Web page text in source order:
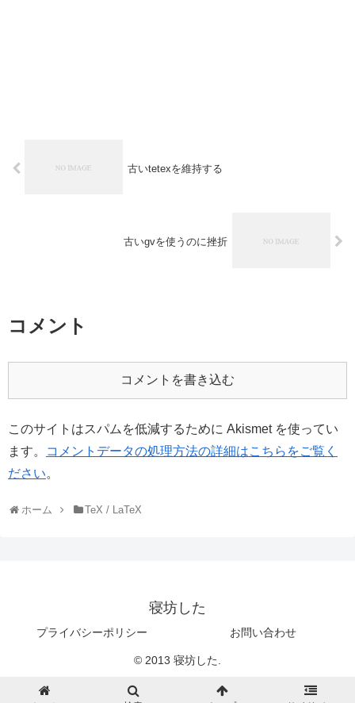
古いtetexを維持する
古いgvを使うのに挫折
コメント
コメントを書き込む
このサイトはスパムを低減するために Akismet を使ってい
ます。
コメントデータの処理方法の詳細はこちらをご覧く
ださい。
ホーム TeX / LaTeX
寝坊した
プライバシーポリシー お問い合わせ
© 2013 寝坊した.